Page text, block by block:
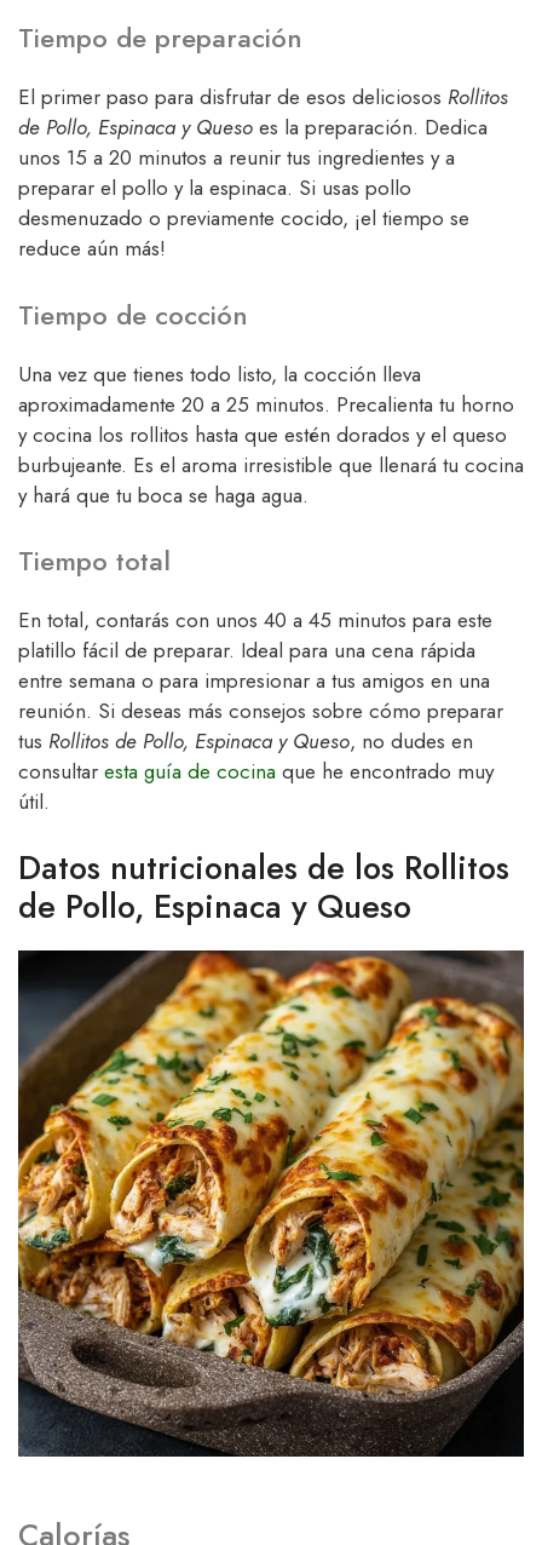
Tiempo de preparación
El primer paso para disfrutar de esos deliciosos Rollitos
de Pollo, Espinaca y Queso es la preparación. Dedica
unos 15 a 20 minutos a reunir tus ingredientes y a
preparar el pollo y la espinaca. Si usas pollo
desmenuzado o previamente cocido, ¡el tiempo se
reduce aún más!
Tiempo de cocción
Una vez que tienes todo listo, la cocción lleva
aproximadamente 20 a 25 minutos. Precalienta tu horno
y cocina los rollitos hasta que estén dorados y el queso
burbujeante. Es el aroma irresistible que llenará tu cocina
y hará que tu boca se haga agua.
Tiempo total
En total, contarás con unos 40 a 45 minutos para este
platillo fácil de preparar. Ideal para una cena rápida
entre semana o para impresionar a tus amigos en una
reunión. Si deseas más consejos sobre cómo preparar
tus Rollitos de Pollo, Espinaca y Queso, no dudes en
consultar esta guía de cocina que he encontrado muy
útil.
Datos nutricionales de los Rollitos
de Pollo, Espinaca y Queso
Calorías